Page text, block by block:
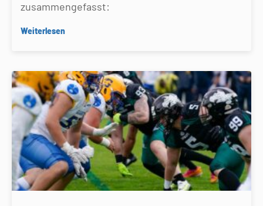
zusammengefasst:
Weiterlesen